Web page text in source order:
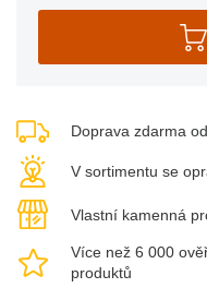
Doprava zdarma
V sortimentu se
Vlastní kamenná
Více než 6 000
produktů